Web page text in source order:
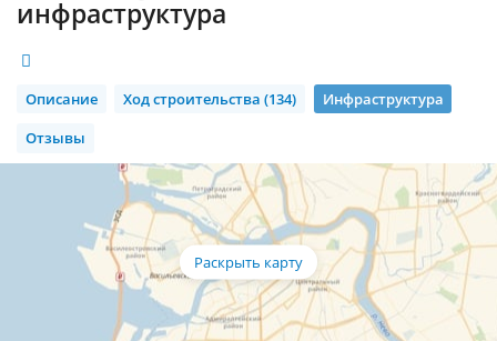
инфраструктура
Описание Ход строительства (134)
Инфраструктура
Отзывы